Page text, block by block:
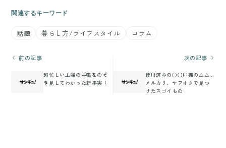
関連するキーワード
話題 暮らし方/ライフスタイル コラム
前の記事
超忙しい主婦の手帳をのぞ
き見してわかった新事実！
次の記事
使用済みの○○に猫の△△…
メルカリ、ヤフオクで見つ
けたスゴイもの